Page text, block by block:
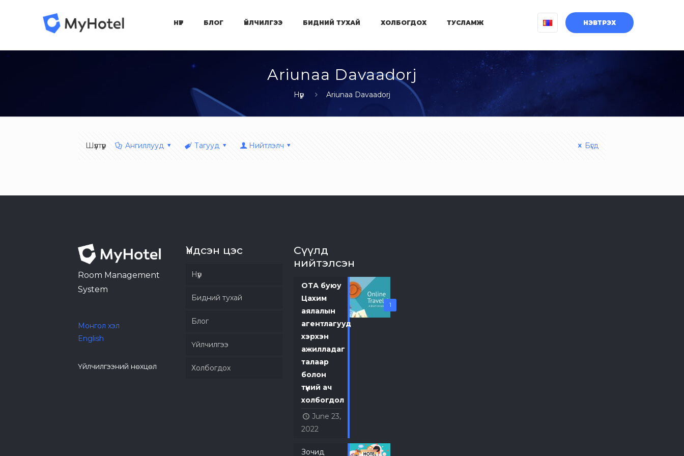
НҮҮР БЛОГ ҮЙЛЧИЛГЭЭ БИДНИЙ ТУХАЙ ХОЛБОГДОХ ТУСЛАМЖ НЭВТРЭХ
Ariunaa Davaadorj
Нүүр Ariunaa Davaadorj
Шүүлтүүр Aнгиллууд Тагууд Нийтлэлч Бүгд
Room Management
System
Монгол хэл
English
Үйлчилгээний нөхцөл
Үндсэн цэс
Нүүр
Бидний тухай
Блог
Үйлчилгээ
Холбогдох
Сүүлд
нийтэлсэн
1
ОТА буюу
Цахим
аялалын
агентлагууд
хэрхэн
ажилладаг
талаар
болон
түүний ач
холбогдол
June 23,
2022
Зочид